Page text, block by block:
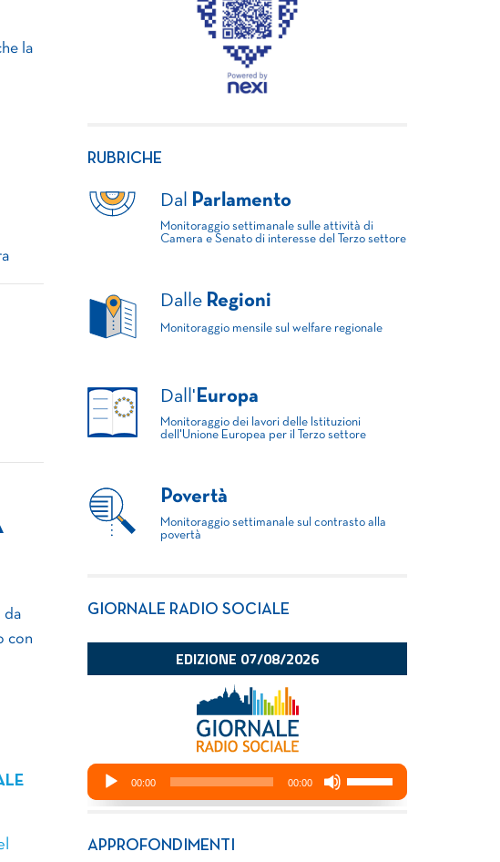
la
da
con
RUBRICHE
Dal Parlamento
Monitoraggio settimanale sulle attività di
Camera e Senato di interesse del Terzo settore
Dalle Regioni
Monitoraggio mensile sul welfare regionale
Dall' Europa
Monitoraggio dei lavori delle Istituzioni
dell'Unione Europea per il Terzo settore
Povertà
Monitoraggio settimanale sul contrasto alla
povertà
GIORNALE RADIO SOCIALE
APPROFONDIMENTI